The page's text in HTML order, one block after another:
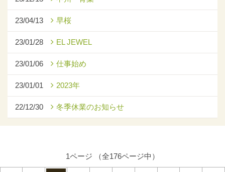
23/04/13 早桜
23/01/28 EL JEWEL
23/01/06 仕事始め
23/01/01 2023年
22/12/30 冬季休業のお知らせ
1ページ （全176ページ中）